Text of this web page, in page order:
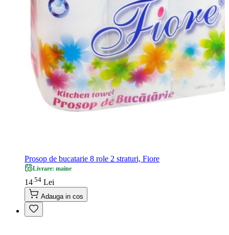
Prosop de bucatarie 8 role 2 straturi, Fiore
Livrare: maine
14 54 Lei
Adauga in cos